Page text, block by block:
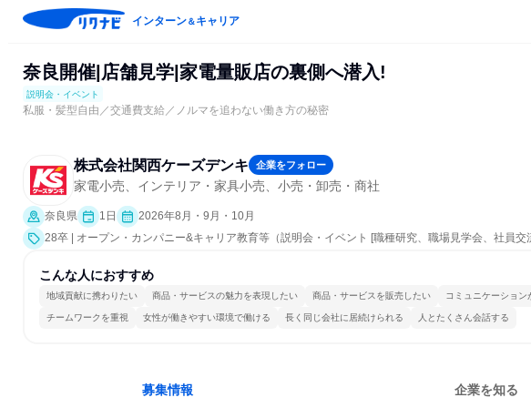
インターン＆キャリア
奈良開催|店舗見学|家電量販店の裏側へ潜入!
説明会・イベント
私服・髪型自由／交通費支給／ノルマを追わない働き方の秘密
株式会社関西ケーズデンキ 企業をフォロー
家電小売、インテリア・家具小売、小売・卸売・商社
奈良県 1日
2026年8月・9月・10月
28卒 | オープン・カンパニー&キャリア教育等（説明会・イベント [職種研究、職場見学会、社員交
こんな人におすすめ
地域貢献に携わりたい 商品・サービスの魅力を表現したい 商品・サービスを販売したい コミュニケーション
チームワークを重視 女性が働きやすい環境で働ける 長く同じ会社に居続けられる 人とたくさん会話する
募集情報 企業を知る